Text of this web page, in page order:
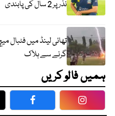
نذر پر 2 سال کی پابندی
تھائی لینڈ میں فٹبال
گرنے سے ہلاک
ہمیں فالو کریں
Facebook